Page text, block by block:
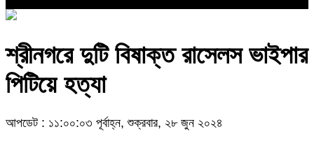
শ্রীনগরে দুটি বিষাক্ত রাসেলস ভাইপার
পিটিয়ে হত্যা
আপডেট : ১১:০০:০৩ পূর্বাহ্ন, শুক্রবার, ২৮ জুন ২০২৪